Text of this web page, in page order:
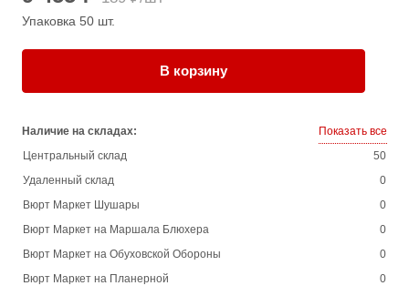
Упаковка 50 шт.
В корзину
Наличие на складах:
Показать все
Центральный склад
50
Удаленный склад
0
Вюрт Маркет Шушары
0
Вюрт Маркет на Маршала Блюхера
0
Вюрт Маркет на Обуховской Обороны
0
Вюрт Маркет на Планерной
0